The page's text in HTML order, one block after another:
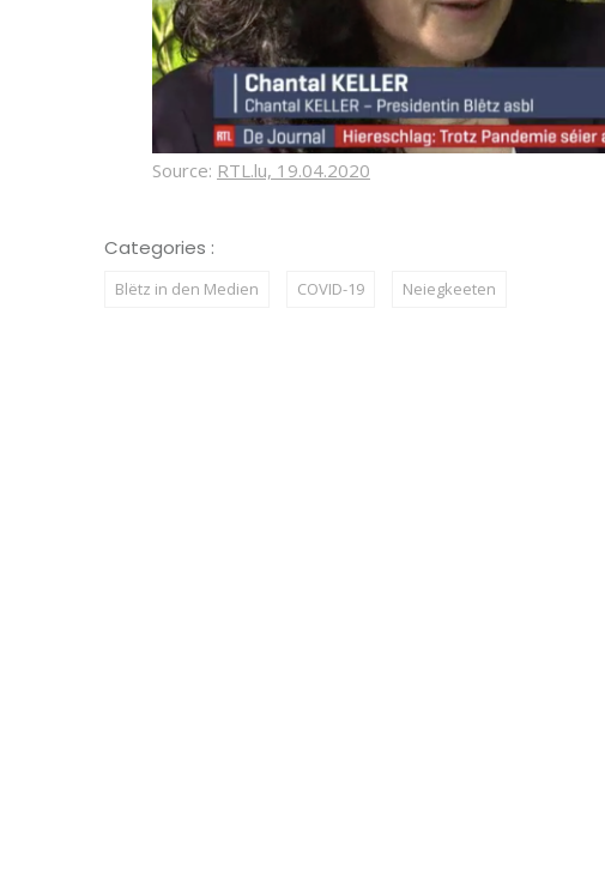
Source: RTL .lu, 19.04.2020
Categories :
Blëtz in den Medien COVID-19 Neiegkeeten